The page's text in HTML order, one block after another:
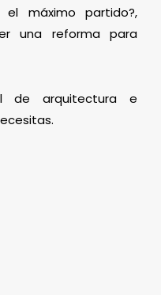
máximo partido?,
una reforma para
de arquitectura e